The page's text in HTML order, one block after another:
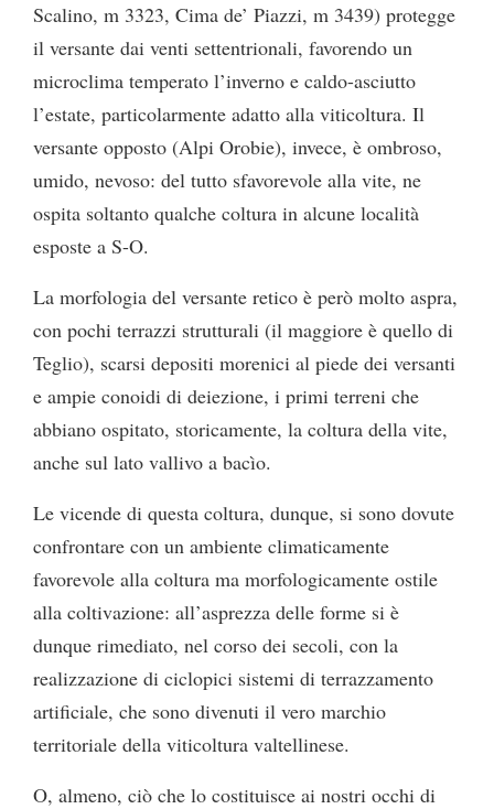
Scalino, m 3323, Cima de’ Piazzi, m 3439) protegge
il versante dai venti settentrionali, favorendo un
microclima temperato l’inverno e caldo-asciutto
l’estate, particolarmente adatto alla viticoltura. Il
versante opposto (Alpi Orobie), invece, è ombroso,
umido, nevoso: del tutto sfavorevole alla vite, ne
ospita soltanto qualche coltura in alcune località
esposte a S-O.
La morfologia del versante retico è però molto aspra,
con pochi terrazzi strutturali (il maggiore è quello di
Teglio), scarsi depositi morenici al piede dei versanti
e ampie conoidi di deiezione, i primi terreni che
abbiano ospitato, storicamente, la coltura della vite,
anche sul lato vallivo a bacìo.
Le vicende di questa coltura, dunque, si sono dovute
confrontare con un ambiente climaticamente
favorevole alla coltura ma morfologicamente ostile
alla coltivazione: all’asprezza delle forme si è
dunque rimediato, nel corso dei secoli, con la
realizzazione di ciclopici sistemi di terrazzamento
artificiale, che sono divenuti il vero marchio
territoriale della viticoltura valtellinese.
O, almeno, ciò che lo costituisce ai nostri occhi di